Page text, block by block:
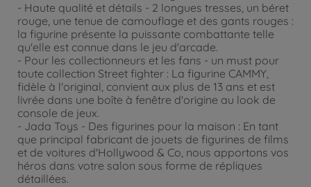
- Haute qualité et détails - 2 longues tresses, un béret
rouge, une tenue de camouflage et des gants rouges :
la figurine présente la puissante combattante telle
qu'elle est connue dans le jeu d'arcade.
- Pour les collectionneurs et les fans - un must pour
toute collection Street fighter : La figurine CAMMY,
fidèle à l'original, convient aux plus de 13 ans et est
livrée dans une boîte à fenêtre d'origine au look de
console de jeux.
- Jada Toys - Des figurines pour la maison : En tant
que principal fabricant de jouets de figurines de films
et de voitures d'Hollywood & Co, nous apportons vos
héros dans votre salon sous forme de répliques
détaillées.